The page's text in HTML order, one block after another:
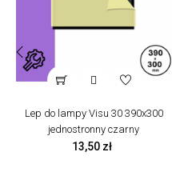

Lep do lampy Visu 30 390x300
jednostronny czarny
Cena
13,50 zł
‹